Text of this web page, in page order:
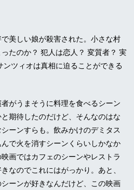
美しい娘が殺害された。小さな村
たのか？ 犯人は恋人？ 変質者？ 実
ツィオは真相に迫ることができる
がうまそうに料理を食べるシーン
期待したのだけど、そんなのはな
ーンすらも。飲みかけのデミタス
で火を消すシーンくらいしかなか
画ではカフェのシーンやレストラ
なのでこれにはがっかり。あと、
ーンが好きなんだけど、この映画